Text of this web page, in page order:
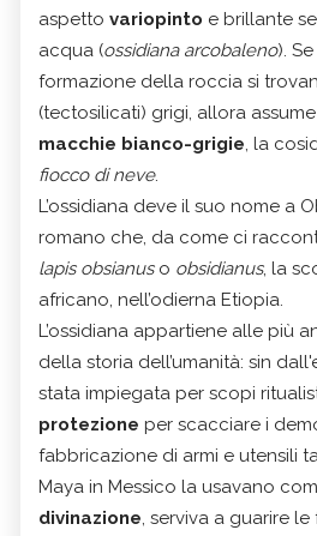
aspetto variopinto e brillante
acqua (ossidiana arcobaleno).
formazione della roccia si
(tectosilicati) grigi, allora
macchie bianco-grigie , la
fiocco di neve.
L’ossidiana deve il suo nome a
romano che, da come ci
lapis obsianuso obsidianus, la
africano, nell’odierna Etiopia.
L’ossidiana appartiene alle più
della storia dell’umanità: sin
stata impiegata per scopi
protezione per scacciare i
fabbricazione di armi e utensili
Maya in Messico la usavano
divinazione , serviva a guarire